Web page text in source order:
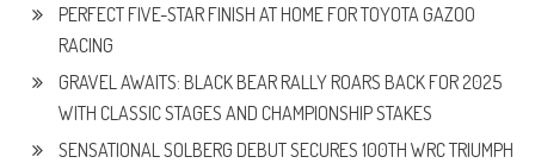
PERFECT FIVE-STAR FINISH AT HOME FOR TOYOTA GAZOO
RACING
GRAVEL AWAITS: BLACK BEAR RALLY ROARS BACK FOR 2025
WITH CLASSIC STAGES AND CHAMPIONSHIP STAKES
SENSATIONAL SOLBERG DEBUT SECURES 100TH WRC TRIUMPH